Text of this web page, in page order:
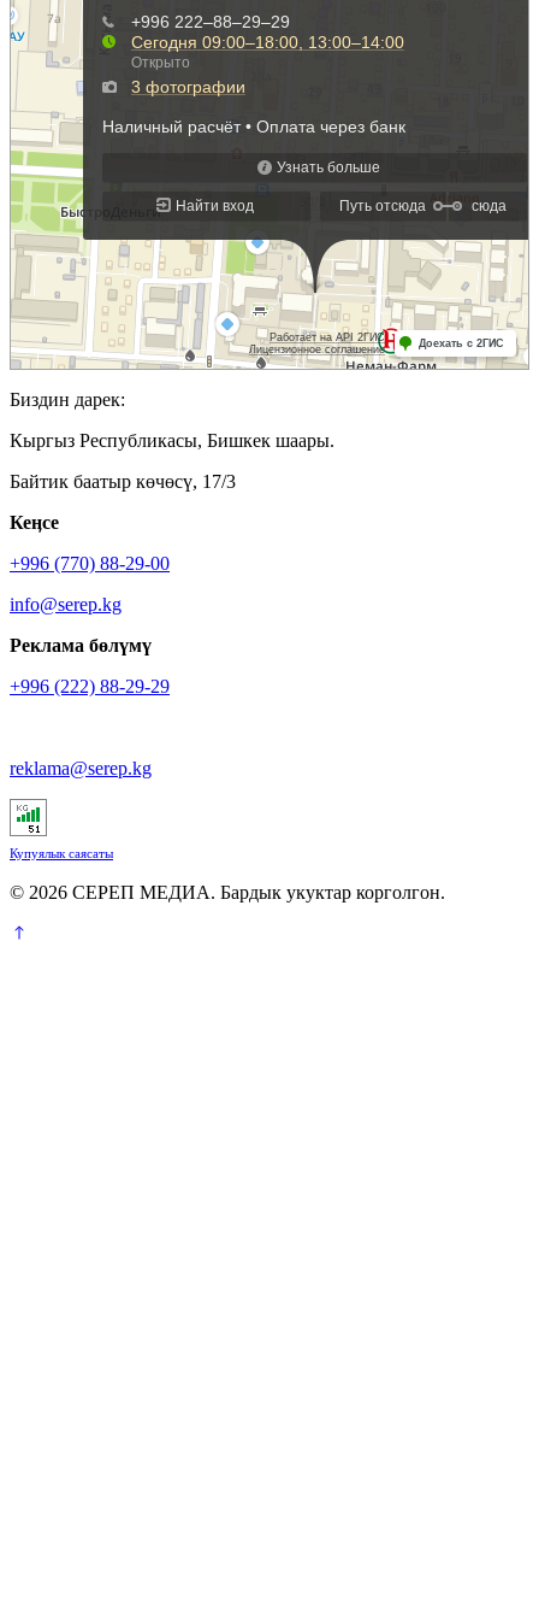
Биздин дарек:
Кыргыз Республикасы, Бишкек шаары.
Байтик баатыр көчөсү, 17/3
Кеӊсе
+996 (770) 88-29-00
info@serep.kg
Реклама бөлүмү
+996 (222) 88-29-29
reklama@serep.kg
Купуялык саясаты
© 2026 СЕРЕП МЕДИА. Бардык укуктар корголгон.